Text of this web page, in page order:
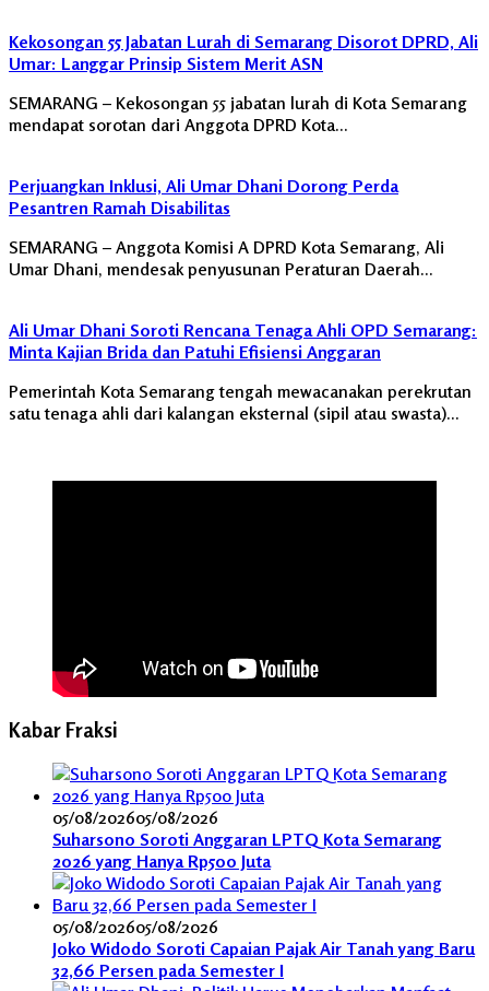
Kekosongan 55 Jabatan Lurah di Semarang Disorot DPRD, Ali
Umar: Langgar Prinsip Sistem Merit ASN
SEMARANG – Kekosongan 55 jabatan lurah di Kota Semarang
mendapat sorotan dari Anggota DPRD Kota…
Perjuangkan Inklusi, Ali Umar Dhani Dorong Perda
Pesantren Ramah Disabilitas
SEMARANG – Anggota Komisi A DPRD Kota Semarang, Ali
Umar Dhani, mendesak penyusunan Peraturan Daerah…
Ali Umar Dhani Soroti Rencana Tenaga Ahli OPD Semarang:
Minta Kajian Brida dan Patuhi Efisiensi Anggaran
Pemerintah Kota Semarang tengah mewacanakan perekrutan
satu tenaga ahli dari kalangan eksternal (sipil atau swasta)…
Kabar Fraksi
05/08/202605/08/2026
Suharsono Soroti Anggaran LPTQ Kota Semarang
2026 yang Hanya Rp500 Juta
05/08/202605/08/2026
Joko Widodo Soroti Capaian Pajak Air Tanah yang Baru
32,66 Persen pada Semester I